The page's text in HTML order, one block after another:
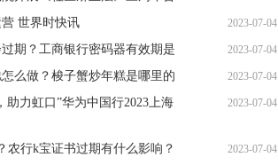
09:34:12
世界时快讯 2023-07-04
09:27:41
期？工商银行密码器有效期是
2023-07-04
09:20:24
么做？梭子蟹炒年糕是哪里的
2023-07-04
09:07:11
助力虹口”华为中国行2023上海
2023-07-04
农行k宝证书过期有什么影响？ 2023-07-04